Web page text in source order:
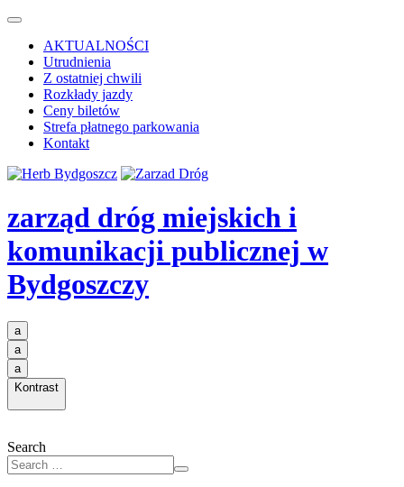
AKTUALNOŚCI
Utrudnienia
Z ostatniej chwili
Rozkłady jazdy
Ceny biletów
Strefa płatnego parkowania
Kontakt
zarząd dróg miejskich i
komunikacji publicznej w
Bydgoszczy
a
a
a
Kontrast
Search